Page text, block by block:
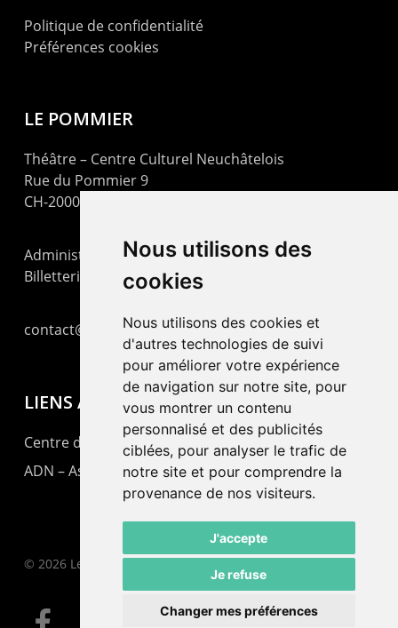
Nous utilisons des
cookies
Nous utilisons des cookies et
d'autres technologies de suivi
pour améliorer votre expérience
de navigation sur notre site, pour
vous montrer un contenu
personnalisé et des publicités
ciblées, pour analyser le trafic de
notre site et pour comprendre la
provenance de nos visiteurs.
J'accepte
Je refuse
Changer mes préférences
Politique de confidentialité
Préférences cookies
LE POMMIER
Théâtre – Centre Culturel Neuchâtelois
Rue du Pommier 9
CH-2000 Neuchâtel
Administration : +41 32 725 03 03
Billetterie : +41 32 725 05 05
contact@lepommier.ch
LIENS AMIS
Centre de culture ABC
ADN – Association Danse Neuchâtel
© 2026 Le Pommier.
facebook email